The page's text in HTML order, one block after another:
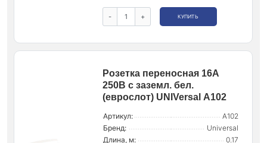
- + КУПИТЬ
Розетка переносная 16А
250В с заземл. бел.
(еврослот) UNIVersal А102
Артикул:
А102
Бренд:
Universal
Длина, м:
0.17